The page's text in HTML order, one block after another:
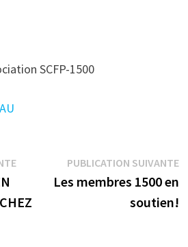
SCFP-1500
Publication
précédente :
PUBLICATION SUIVANTE
Les membres 1500 en
soutien!